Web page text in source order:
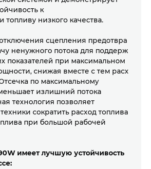
к
топливу низкого качества.
сцепления предотвра
ненужного потока для поддерж
показателей при максимальном
снижая вместе с тем расх
по максимальному
излишний потока
технология позволяет
сократить расход топлива
при большой рабочей
имеет лучшую устойчивость
ПРОКОНСУЛЬТИРУЮТ ВАС
СТОИМОСТИ НАШЕГО
ОБОРУДОВАНИЯ
ЗАЯВКУ И НАШИ ЭКСПЕРТЫ
ВСЕ ИНТЕРЕСУЮЩИЕ ВАС
ВОПРОСЫ